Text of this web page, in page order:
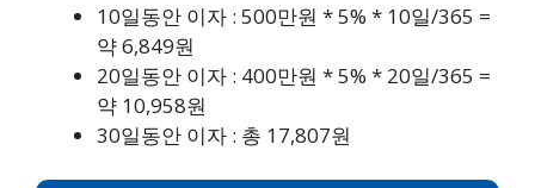
10일동안 이자 : 500만원 * 5% * 10일/365 =
약 6,849원
20일동안 이자 : 400만원 * 5% * 20일/365 =
약 10,958원
30일동안 이자 : 총 17,807원